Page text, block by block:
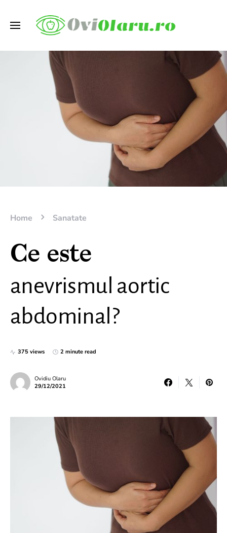
Home Sanatate
Ce este
anevrismul aortic
abdominal?
375 views 2 minute read
Ovidiu Olaru
29/12/2021